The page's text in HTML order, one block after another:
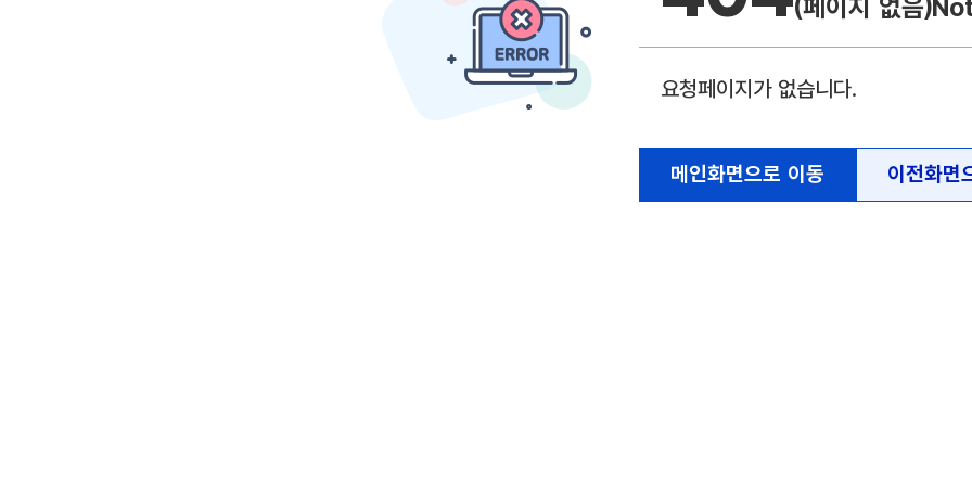
(페이지 없음)
요청페이지가 없습니다.
메인화면으로 이동 이전화면